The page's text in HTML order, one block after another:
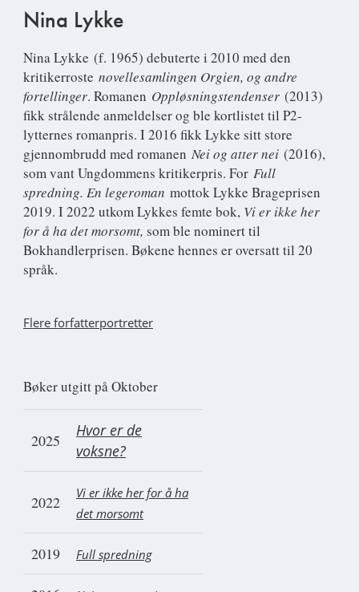
Nina Lykke
Nina Lykke (f. 1965) debuterte i 2010 med den
kritikerroste novellesamlingen Orgien, og andre
fortellinger. Romanen Oppløsningstendenser (2013)
fikk strålende anmeldelser og ble kortlistet til P2-
lytternes romanpris. I 2016 fikk Lykke sitt store
gjennombrudd med romanen Nei og atter nei (2016),
som vant Ungdommens kritikerpris. For Full
spredning. En legeroman mottok Lykke Brageprisen
2019. I 2022 utkom Lykkes femte bok, Vi er ikke her
for å ha det morsomt, som ble nominert til
Bokhandlerprisen. Bøkene hennes er oversatt til 20
språk.
Flere forfatterportretter
Bøker utgitt på Oktober
2025
Hvor er de
voksne?
2022
Vi er ikke her for å ha
det morsomt
2019 Full spredning